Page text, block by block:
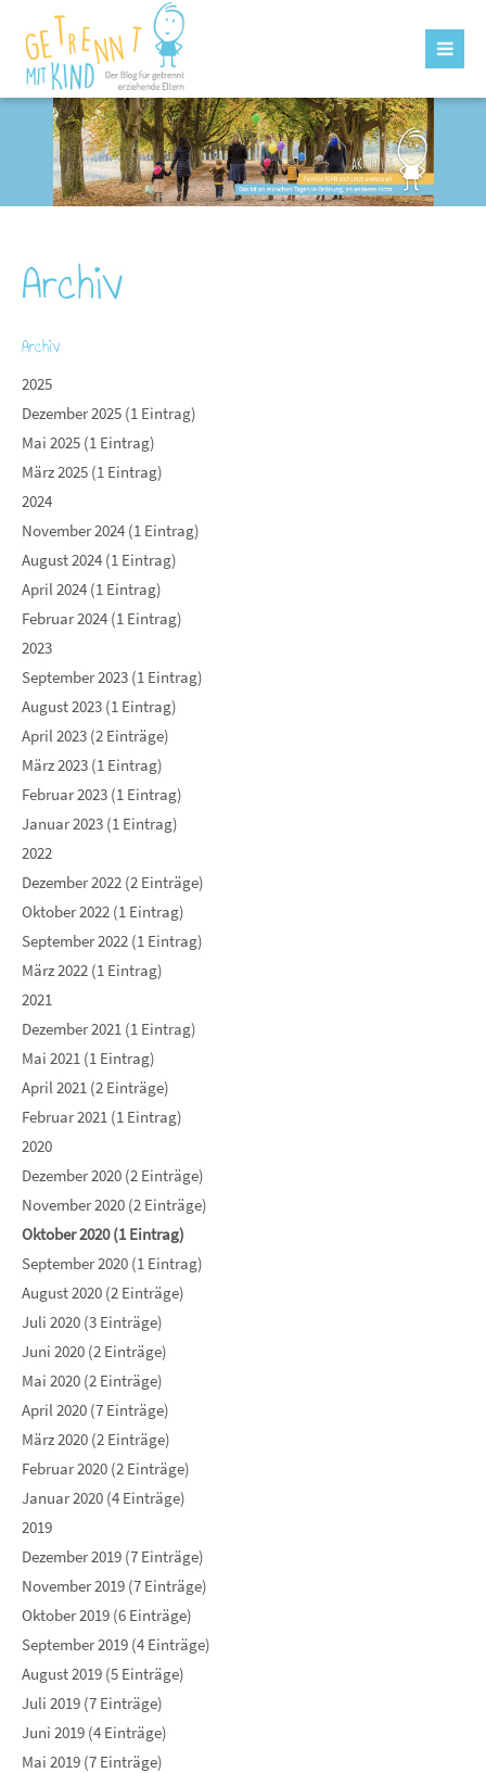
Archiv
Archiv
2025
Dezember 2025 (1 Eintrag)
Mai 2025 (1 Eintrag)
März 2025 (1 Eintrag)
2024
November 2024 (1 Eintrag)
August 2024 (1 Eintrag)
April 2024 (1 Eintrag)
Februar 2024 (1 Eintrag)
2023
September 2023 (1 Eintrag)
August 2023 (1 Eintrag)
April 2023 (2 Einträge)
März 2023 (1 Eintrag)
Februar 2023 (1 Eintrag)
Januar 2023 (1 Eintrag)
2022
Dezember 2022 (2 Einträge)
Oktober 2022 (1 Eintrag)
September 2022 (1 Eintrag)
März 2022 (1 Eintrag)
2021
Dezember 2021 (1 Eintrag)
Mai 2021 (1 Eintrag)
April 2021 (2 Einträge)
Februar 2021 (1 Eintrag)
2020
Dezember 2020 (2 Einträge)
November 2020 (2 Einträge)
Oktober 2020 (1 Eintrag)
September 2020 (1 Eintrag)
August 2020 (2 Einträge)
Juli 2020 (3 Einträge)
Juni 2020 (2 Einträge)
Mai 2020 (2 Einträge)
April 2020 (7 Einträge)
März 2020 (2 Einträge)
Februar 2020 (2 Einträge)
Januar 2020 (4 Einträge)
2019
Dezember 2019 (7 Einträge)
November 2019 (7 Einträge)
Oktober 2019 (6 Einträge)
September 2019 (4 Einträge)
August 2019 (5 Einträge)
Juli 2019 (7 Einträge)
Juni 2019 (4 Einträge)
Mai 2019 (7 Einträge)